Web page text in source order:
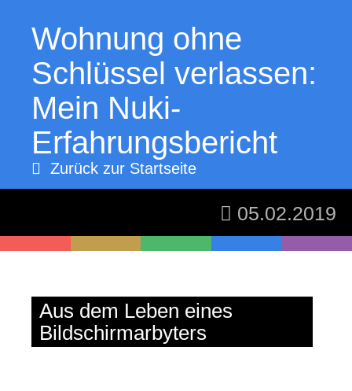
Wohnung ohne
Schlüssel verlassen:
Mein Nuki-
Erfahrungsbericht
Zurück zur Startseite
05.02.2019
Aus dem Leben eines
Bildschirmarbyters